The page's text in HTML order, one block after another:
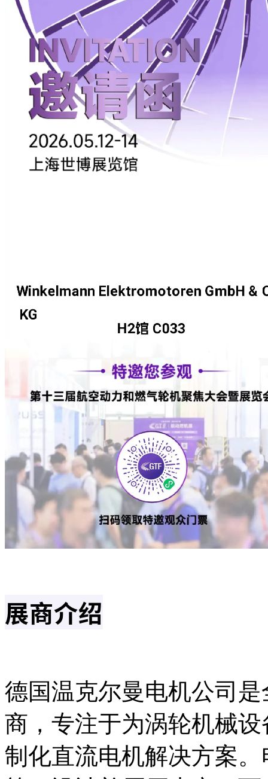
展商介绍
德国温克尔曼电机公司
商，专注于为‌涡轮机械
制化直流电机解决方案